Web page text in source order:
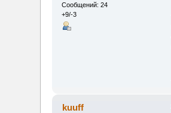
Сообщений: 24
+9/-3
kuuff